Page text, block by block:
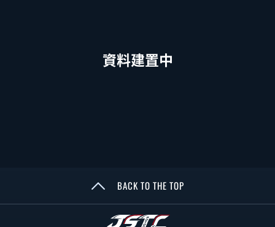
資料建置中
BACK TO THE TOP